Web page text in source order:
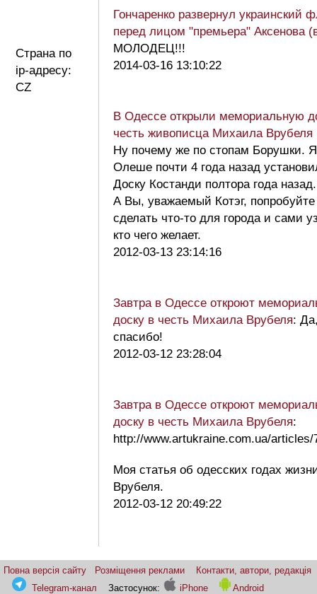
Страна по
ip-адресу:
CZ
Гончаренко развернул украинский
перед лицом "премьера" Аксенова
МОЛОДЕЦ!!!
2014-03-16 13:10:22
В Одессе открыли мемориальную
честь живописца Михаила
Ну почему же по стопам Борушки.
Олеше почти 4 года назад
Доску Костанди полтора года назад.
А Вы, уважаемый Котэг, попробуйте
сделать что-то для города и сами
кто чего желает.
2012-03-13 23:14:16
Завтра в Одессе откроют
доску в честь Михаила Врубеля:
спасибо!
2012-03-12 23:28:04
Завтра в Одессе откроют
доску в честь Михаила Врубеля:
http://www.artukraine.com.ua/articles/
Моя статья об одесских годах
Врубеля.
2012-03-12 20:49:22
Повна версія сайту Розміщення реклами
Контакти, автори, редакція
Telegram-канал
Застосунок: iPhone
Android